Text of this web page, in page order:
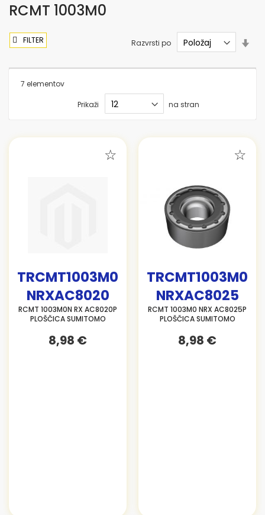
RCMT 1003M0
7 elementov
Prikaži na stran
Razvrsti po
TRCMT1003M0
NRXAC8020
RCMT 1003M0N RX AC8020P
PLOŠČICA SUMITOMO
8,98 €
TRCMT1003M0
NRXAC8025
RCMT 1003M0 NRX AC8025P
PLOŠČICA SUMITOMO
8,98 €
FILTER